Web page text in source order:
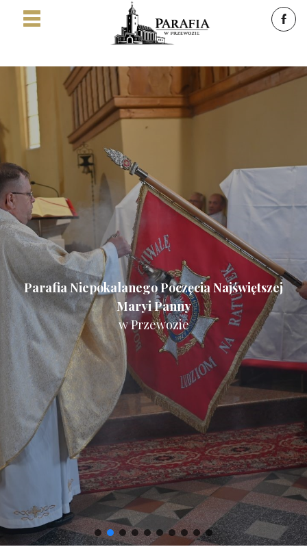
Parafia Niepokalanego Poczęcia Najświętszej
Maryi Panny
w Przewozie